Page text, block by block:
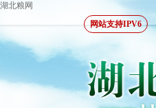
湖北粮网
网站支持IPV6